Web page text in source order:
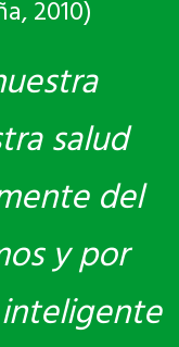
2010)
salud
del
y por